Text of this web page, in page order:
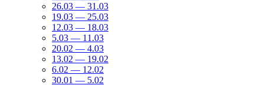
26.03 — 31.03
19.03 — 25.03
12.03 — 18.03
5.03 — 11.03
20.02 — 4.03
13.02 — 19.02
6.02 — 12.02
30.01 — 5.02